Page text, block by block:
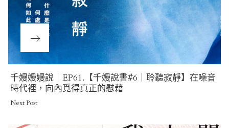
Next
Post
千嫚嫚嫚說｜EP61.【千嫚說書#6｜聆聽寂靜】在噪音
時代裡，向內覓得真正的慰藉
Next Post